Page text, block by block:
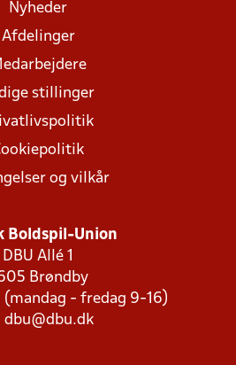
Nyheder
Afdelinger
stillinger
og vilkår
Boldspil-Union
DBU Allé 1
Brøndby
(mandag - fredag 9-16)
dbu@dbu.dk